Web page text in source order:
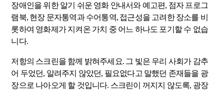
장애인을 위한 알기 쉬운 영화 안내서와 예고편, 점자 프로그
램북, 현장 문자통역과 수어통역, 접근성을 고려한 장소를 비
롯하여 영화제가 지켜온 가치 중 어느 하나도 포기할 수 없습
니다.
저항의 스크린을 함께 밝혀주세요. 그 빛은 우리 사회가 감추
어 두었던, 알려주지 않았던, 필요없다고 말했던 존재들을 광
장으로 나아오게 할 것입니다. 스크린이 꺼지지 않도록, 광장